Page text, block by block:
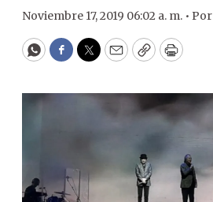
Noviembre 17, 2019 06:02 a. m. • Por
WhatsApp
Facebook
Twitter
EmailCopyPrint